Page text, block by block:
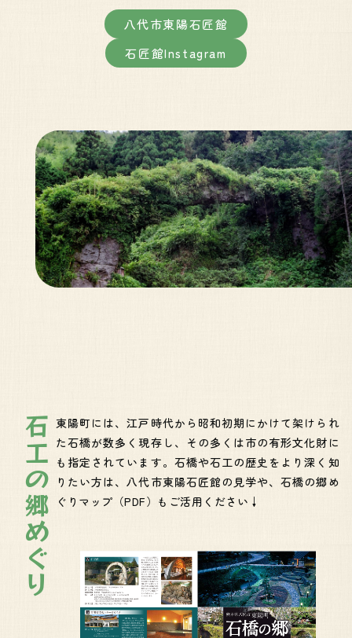
八代市東陽石匠館
石匠館Instagram
石工の郷めぐり 東陽町には、江戸時代から昭和初期にかけて架けられ
た石橋が数多く現存し、その多くは市の有形文化財に
も指定されています。石橋や石工の歴史をより深く知
りたい方は、八代市東陽石匠館の見学や、石橋の郷め
ぐりマップ（PDF）もご活用ください↓